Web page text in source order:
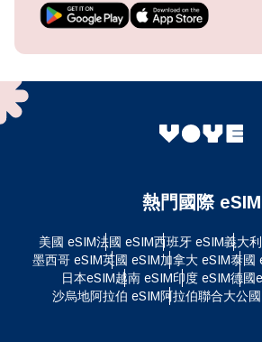
熱門國際 eSIM
美國 eSIM法國 eSIM西班牙 eSIM義大
墨西哥 eSIM英國 eSIM加拿大 eSIM泰國
日本eSIM越南 eSIM印度 eSIM德國
沙烏地阿拉伯 eSIM阿拉伯聯合大公